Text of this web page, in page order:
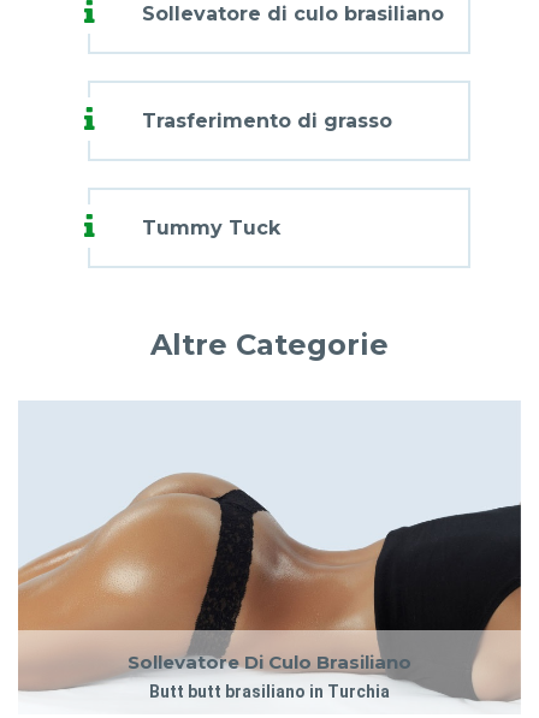
Sollevatore di culo brasiliano
Trasferimento di grasso
Tummy Tuck
Altre Categorie
Sollevatore Di Culo Brasiliano
Butt butt brasiliano in Turchia